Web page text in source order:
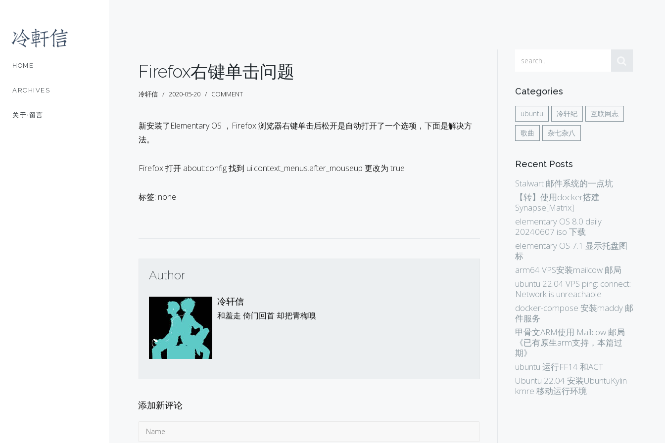
HOME
ARCHIVES
关于·留言
Firefox右键单击问题
冷轩信 2020-05-20 COMMENT
新安装了Elementary OS ，Firefox 浏览器右键单击后松开是自动打开了一个选项，下面是解决方
法。
Firefox 打开 about:config 找到 ui.context_menus.after_mouseup 更改为 true
标签: none
Author
冷轩信
和羞走 倚门回首 却把青梅嗅
添加新评论
Categories
ubuntu 冷轩纪 互联网志
歌曲 杂七杂八
Recent Posts
Stalwart 邮件系统的一点坑
【转】使用docker搭建
Synapse[Matrix]
elementary OS 8.0 daily
20240607 iso 下载
elementary OS 7.1 显示托盘图
标
arm64 VPS安装mailcow 邮局
ubuntu 22.04 VPS ping: connect:
Network is unreachable
docker-compose 安装maddy 邮
件服务
甲骨文ARM使用 Mailcow 邮局
《已有原生arm支持，本篇过
期》
ubuntu 运行FF14 和ACT
Ubuntu 22.04 安装UbuntuKylin
kmre 移动运行环境